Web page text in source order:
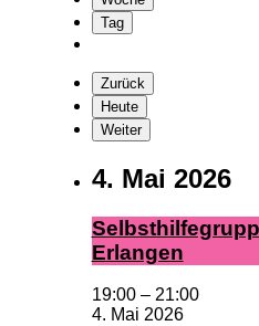
Tag
Zurück
Heute
Weiter
4. Mai 2026
Er­lan­gen
19:00 – 21:00
4. Mai 2026